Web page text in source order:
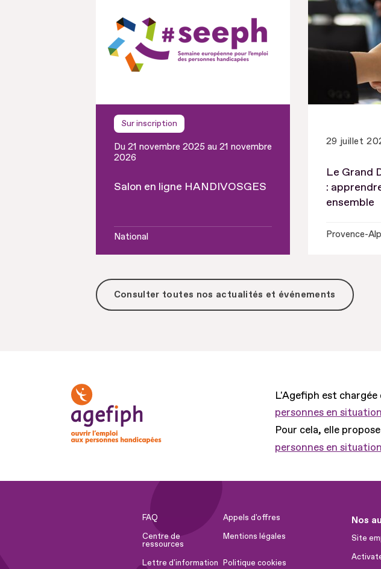
Sur inscription
Du 21 novembre 2025 au 21 novembre
2026
Salon en ligne HANDIVOSGES
National
29 juillet
Le Grand
:
ensemble
Provence-
Consulter toutes nos actualités et événements
L'Agefiph est
personnes en
Pour cela, elle
personnes en
FAQ
Appels d'offres
Centre de
ressources
Mentions légales
Lettre d'information Politique cookies
Nos
Site